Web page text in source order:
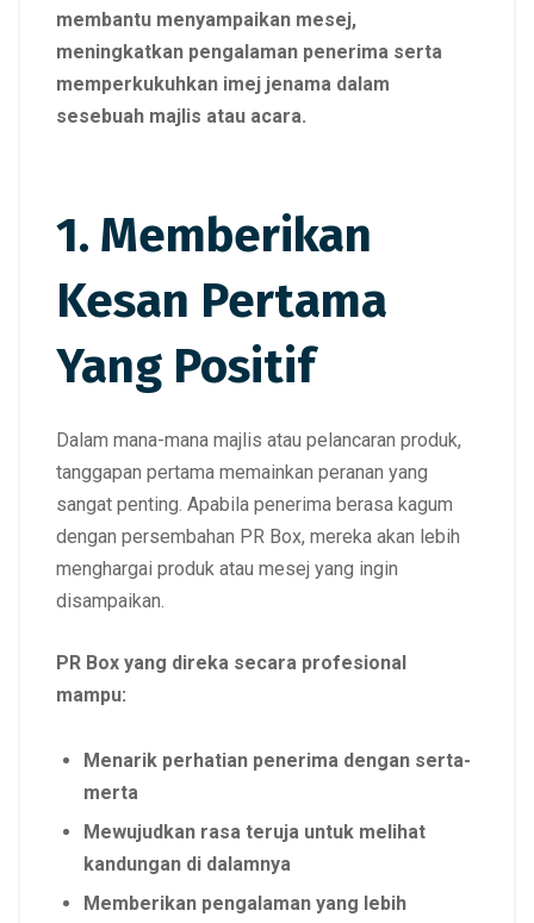
membantu menyampaikan mesej,
meningkatkan pengalaman penerima serta
memperkukuhkan imej jenama dalam
sesebuah majlis atau acara.
1. Memberikan
Kesan Pertama
Yang Positif
Dalam mana-mana majlis atau pelancaran produk,
tanggapan pertama memainkan peranan yang
sangat penting. Apabila penerima berasa kagum
dengan persembahan PR Box, mereka akan lebih
menghargai produk atau mesej yang ingin
disampaikan.
PR Box yang direka secara profesional
mampu:
Menarik perhatian penerima dengan serta-
merta
Mewujudkan rasa teruja untuk melihat
kandungan di dalamnya
Memberikan pengalaman yang lebih